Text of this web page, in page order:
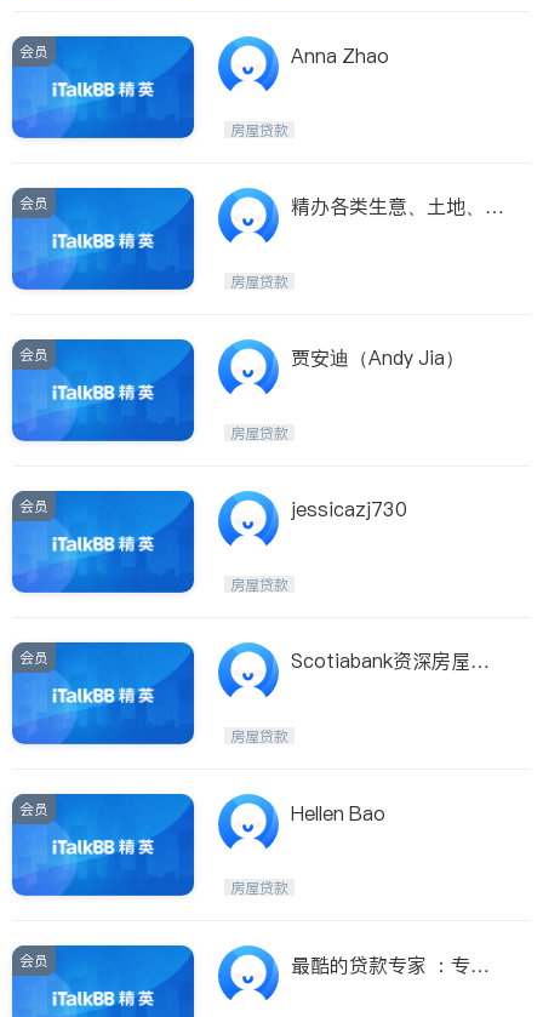
会员 Anna Zhao
房屋贷款
会员
精办各类生意、土地、房
房屋贷款
会员 贾安迪（Andy Jia）
房屋贷款
会员 jessicazj730
房屋贷款
会员
Scotiabank资深房屋贷
房屋贷款
会员 Hellen Bao
房屋贷款
会员
最酷的贷款专家 ：专业